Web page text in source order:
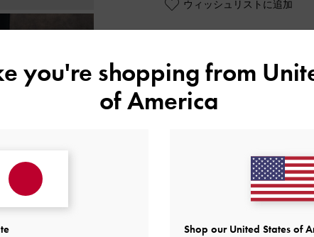
ウィッシュリストに追加
特典
配送 & 返品
レビューは購入した方のみ投稿ができます。
you're shopping from
of America
Shop our United States of